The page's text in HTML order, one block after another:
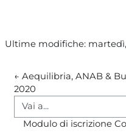
Ultime modifiche: martedì,
← Aequilibria, ANAB &
2020
Vai a...
Modulo di iscrizione